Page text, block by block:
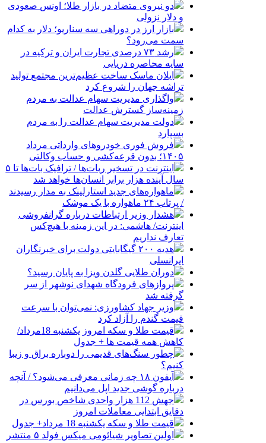
دو نیروی متضاد در بازار طلا؛ اونس صعودی
و دلار نزولی
بازار ارز در دوراهی سه سناریو؛ دلار به کدام
سمت می‌رود؟
رشد ۷۳ درصدی تجارت ایران و ترکیه در
سایه محاصره دریایی
ایلان ماسک ساخت عظیم‌ترین مجتمع تولید
تراشه جهان را شروع کرد
واگذاری مدیریت سهام عدالت به مردم
زمینه‌ساز گسترش عدالت
دولت مدیریت سهام عدالت را به مردم
بسپارد
فروش فوری خودروهای وارداتی مرداد
۱۴۰۵؛ بدون قرعه‌کشی و حساب وکالتی
اینترنت در تسخیر ربات‌ها / ترافیک بات‌ها تا ۵
سال آینده هزار برابر انسان‌ها خواهد شد
ماهواره‌های جدید استارلینک به مدار رسیدند
/ پرتاب ۲۴ ماهواره با یک موشک
هشدار وزیر ارتباطات درباره گرانفروشی
اینترنت/ هاشمی: در این زمینه با هیچ‌کس
تعارف نداریم
هدیه ۲۰۰ گیگابایتی دولت برای خبرنگاران
ایرانسلی
دوران طلایی گلدن ویزا به پایان رسید؟
پروازهای فرودگاه شهدای نوشهر از سر
گرفته شد
وزیر جهاد کشاورزی: نمی‌توان با سرعت
قیمت گندم را آزاد کرد
قیمت طلا و سکه امروز یکشنبه 18مرداد/
کاهش همه قیمت ها + جدول
چطور سنگ‌های قدیمی را دوباره براق و زیبا
کنیم؟
آیفون ۱۸ چه زمانی معرفی می‌شود؟ / آنچه
درباره گوشی جدید اپل می‌دانیم
جهش 112 هزار واحدی شاخص بورس در
دقایق ابتدایی معاملات امروز
قیمت طلا و سکه یکشنبه 18 مرداد+ جدول
اولین تصاویر شیائومی میکس فولد ۵ منتشر